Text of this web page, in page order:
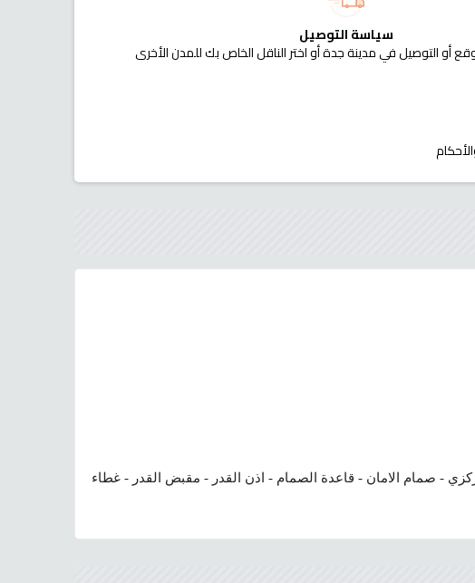
سياسة التوصيل
أو التوصيل في مدينة جدة أو اختر الناقل الخاص بك للمدن الأخرى
- صمام الامان - قاعدة الصمام - اذن القدر - مقبض القدر - غطاء